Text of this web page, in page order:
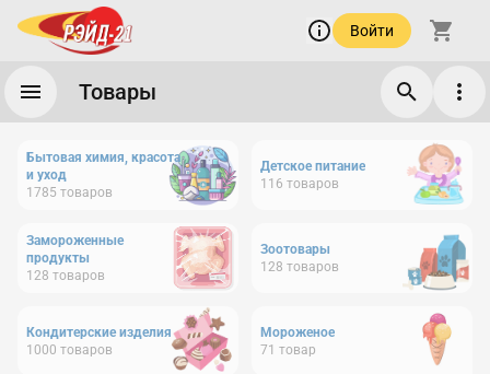
Войти
Товары
Бытовая химия, красота
и уход
1785 товаров
Детское питание
116 товаров
Замороженные
продукты
128 товаров
Зоотовары
128 товаров
Кондитерские изделия
1000 товаров
Мороженое
71 товар